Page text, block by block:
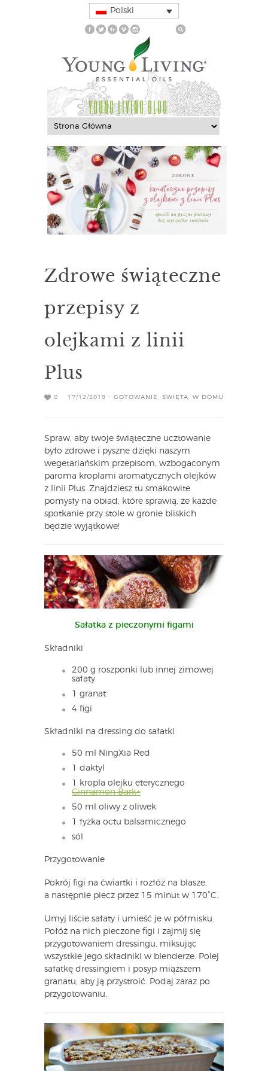
Polski
YOUNG LIVING BLOG
Zdrowe świąteczne
przepisy z
olejkami z linii
Plus
0 17/12/2019 - GOTOWANIE ŚWIĘTA W DOMU
Spraw, aby twoje świąteczne ucztowanie
było zdrowe i pyszne dzięki naszym
wegetariańskim przepisom, wzbogaconym
paroma kroplami aromatycznych olejków
z linii Plus. Znajdziesz tu smakowite
pomysły na obiad, które sprawią, że każde
spotkanie przy stole w gronie bliskich
będzie wyjątkowe!
Sałatka z pieczonymi figami
Składniki
200 g roszponki lub innej zimowej
sałaty
1 granat
4 figi
Składniki na dressing do sałatki
50 ml NingXia Red
1 daktyl
1 kropla olejku eterycznego
Cinnamon Bark+
50 ml oliwy z oliwek
1 łyżka octu balsamicznego
sól
Przygotowanie
Pokrój figi na ćwiartki i rozłóż na blasze,
a następnie piecz przez 15 minut w 170˚C.
Umyj liście sałaty i umieść je w półmisku.
Połóż na nich pieczone figi i zajmij się
przygotowaniem dressingu, miksując
wszystkie jego składniki w blenderze. Polej
sałatkę dressingiem i posyp miąższem
granatu, aby ją przystroić. Podaj zaraz po
przygotowaniu.